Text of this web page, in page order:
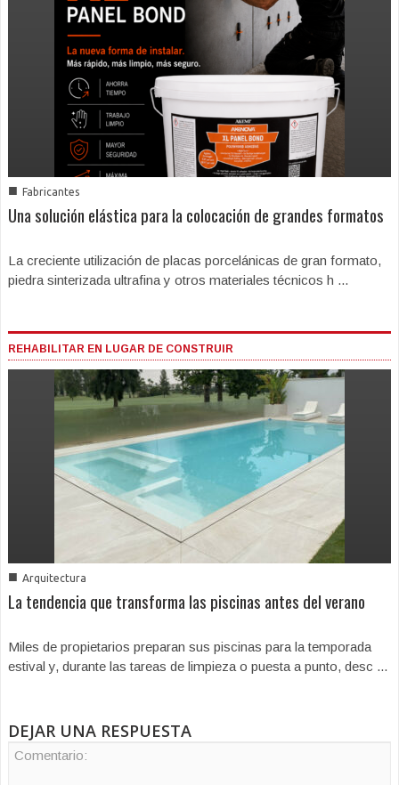
■ Fabricantes
Una solución elástica para la colocación de grandes formatos
La creciente utilización de placas porcelánicas de gran formato,
piedra sinterizada ultrafina y otros materiales técnicos h ...
REHABILITAR EN LUGAR DE CONSTRUIR
■ Arquitectura
La tendencia que transforma las piscinas antes del verano
Miles de propietarios preparan sus piscinas para la temporada
estival y, durante las tareas de limpieza o puesta a punto, desc ...
DEJAR UNA RESPUESTA